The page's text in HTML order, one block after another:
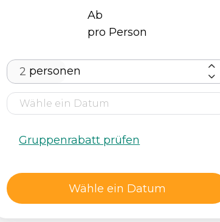
Ab
pro Person
personen
Gruppenrabatt prüfen
Wähle ein Datum